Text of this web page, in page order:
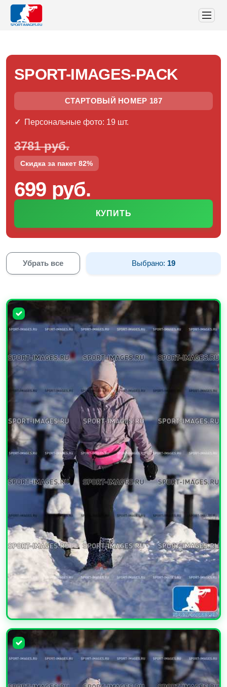
SPORT-IMAGES-PACK
СТАРТОВЫЙ НОМЕР 187
Персональные фото: 19 шт.
3781 руб.
Скидка за пакет 82%
699 руб.
КУПИТЬ
Убрать все Выбрано: 19
УВЕЛИЧИТЬ